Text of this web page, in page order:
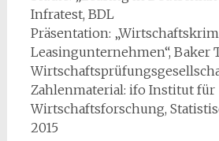
Infratest, BDL
Präsentation:
Leasingunternehmen“, Baker
Zahlenmaterial: ifo Institut für
Wirtschaftsforschung,
2015